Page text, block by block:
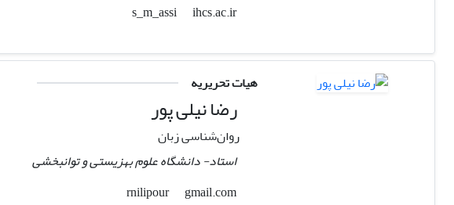
s_m_assi
ihcs.ac.ir
هیات تحریریه
رضا نیلی پور
روان‌شناسی زبان
استاد- دانشگاه علوم بهزیستی و توانبخشی
gmail.com